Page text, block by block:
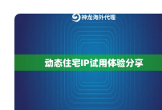
在不同业务场景和技术
不同业务场景下的
理解了核心维度后，下